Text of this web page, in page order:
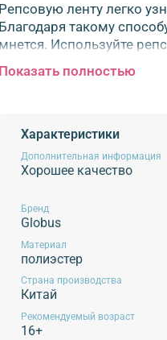
Репсовую ленту легко
Благодаря такому
мнется. Используйте
для любых ваших
букете или корзине с
фотографиями.
оплавить края ленты с
Размер: ширина 25 мм,
Внимание! Для сохранения
использование химических средств
изделий в стиральной машине,
щадящие методы ухода, избегать
Эксплуатация продукции без учета
Показать полностью
Характеристики
Дополнительная информация
Хорошее качество
Бренд
Globus
Материал
полиэстер
Страна производства
Китай
Рекомендуемый возраст
16+